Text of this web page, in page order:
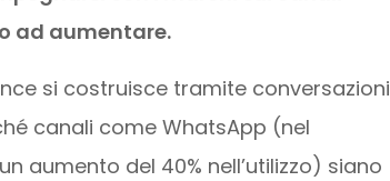
ad aumentare.
si costruisce tramite conversazioni
canali come WhatsApp (nel
aumento del 40% nell’utilizzo) siano